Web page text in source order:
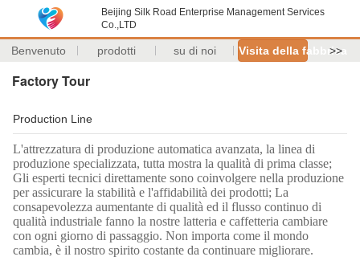
Beijing Silk Road Enterprise Management Services
Co.,LTD
Benvenuto prodotti su di noi Visita della fabbrica
>>
Factory Tour
Production Line
L'attrezzatura di produzione automatica avanzata, la linea di
produzione specializzata, tutta mostra la qualità di prima classe;
Gli esperti tecnici direttamente sono coinvolgere nella produzione
per assicurare la stabilità e l'affidabilità dei prodotti; La
consapevolezza aumentante di qualità ed il flusso continuo di
qualità industriale fanno la nostre latteria e caffetteria cambiare
con ogni giorno di passaggio. Non importa come il mondo
cambia, è il nostro spirito costante da continuare migliorare.